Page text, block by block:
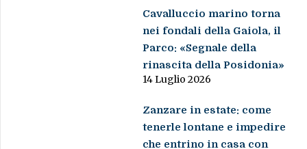
Zanzare in estate: come
tenerle lontane e impedire
che entrino in casa con
metodi naturali ed efficaci
Foca monaca avvistata nei
fondali di Punta